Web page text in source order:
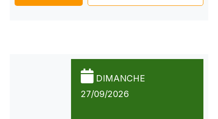
DIMANCHE
27/09/2026